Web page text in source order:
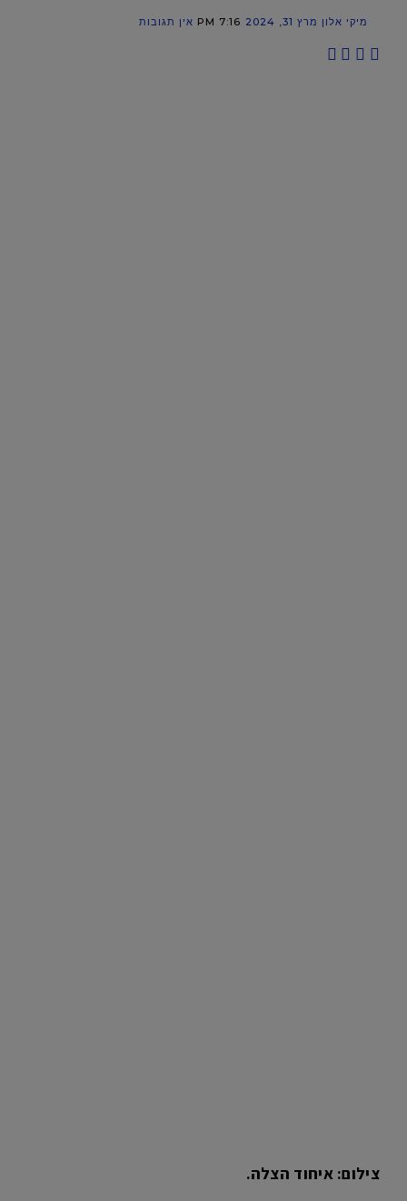
מיקי אלון מרץ 31, 2024 7:16 PM אין תגובות
צילום: איחוד הצלה.